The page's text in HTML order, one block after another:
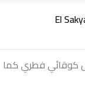
El
كوقائي فطري كما